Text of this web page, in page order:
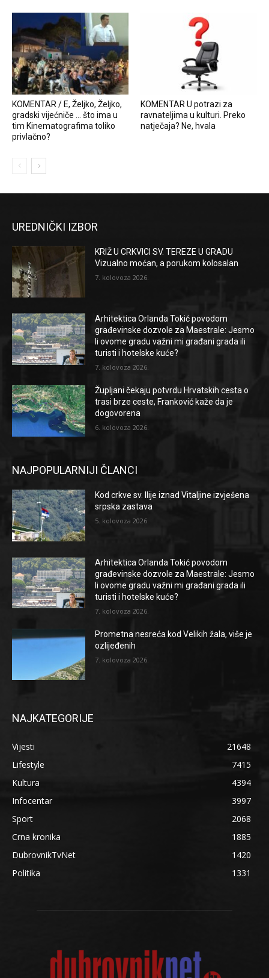
KOMENTAR / E, Željko, Željko,
gradski vijećniče … što ima u
tim Kinematografima toliko
privlačno?
KOMENTAR U potrazi za
ravnateljima u kulturi. Preko
natječaja? Ne, hvala
UREDNIČKI IZBOR
KRIŽ U CRKVICI SV. TEREZE U GRADU
Vizualno moćan, a porukom kolosalan
7. kolovoza 2026.
Arhitektica Orlanda Tokić povodom
građevinske dozvole za Maestrale: Jesmo
li ovome gradu važni mi građani grada ili
turisti i hotelske kuće?
7. kolovoza 2026.
Župljani čekaju potvrdu Hrvatskih cesta o
trasi brze ceste, Franković kaže da je
dogovorena
6. kolovoza 2026.
NAJPOPULARNIJI ČLANCI
Kod crkve sv. Ilije iznad Vitaljine izvješena
srpska zastava
5. kolovoza 2026.
Arhitektica Orlanda Tokić povodom
građevinske dozvole za Maestrale: Jesmo
li ovome gradu važni mi građani grada ili
turisti i hotelske kuće?
7. kolovoza 2026.
Prometna nesreća kod Velikih žala, više je
ozlijeđenih
7. kolovoza 2026.
NAJKATEGORIJE
Vijesti
21648
Lifestyle
7415
Kultura
4394
Infocentar
3997
Sport
2068
Crna kronika
1885
DubrovnikTvNet
1420
Politika
1331